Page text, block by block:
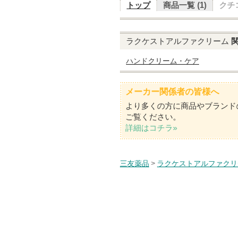
トップ 商品一覧 (1) クチ
ラクケストアルファクリーム
ハンドクリーム・ケア
メーカー関係者の皆様へ
より多くの方に商品やブラン
ご覧ください。
詳細はコチラ»
三友薬品 > ラクケストアルファク